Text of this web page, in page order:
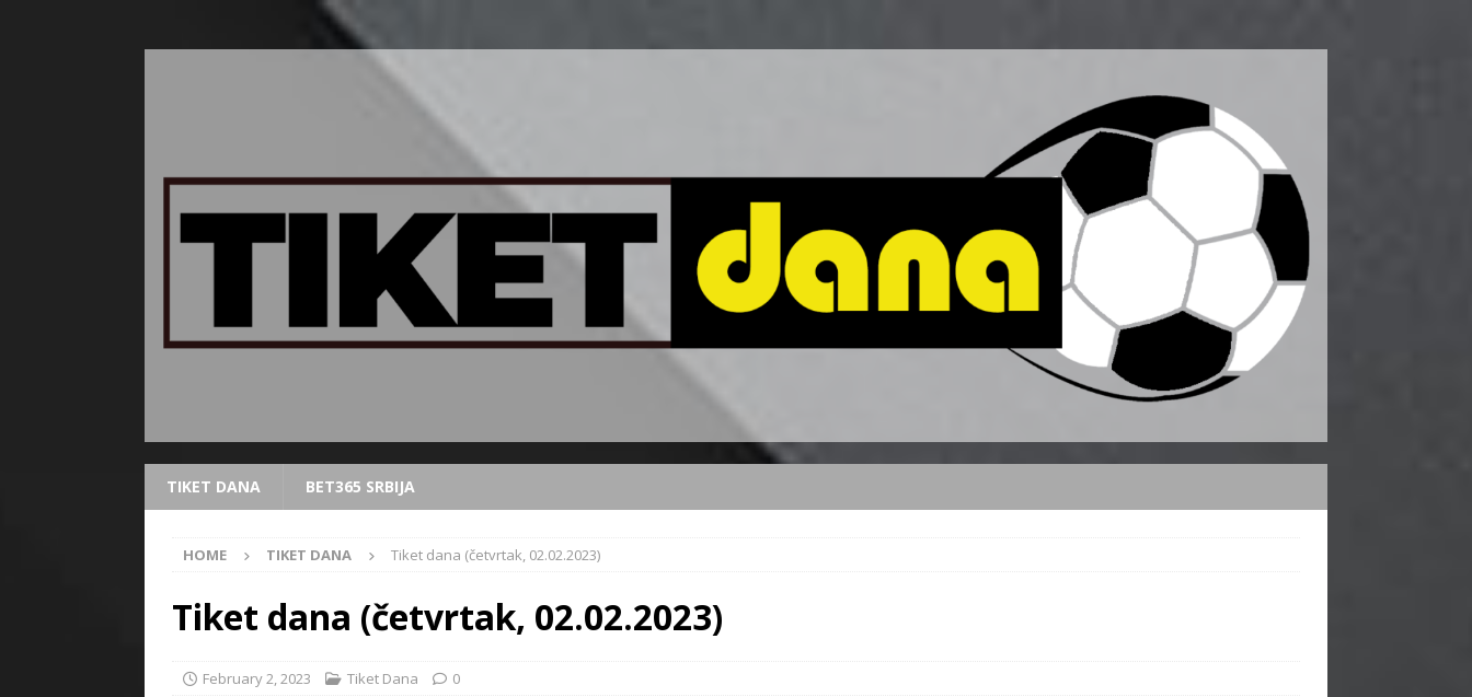
TIKET DANA BET365 SRBIJA
HOME TIKET DANA Tiket dana (četvrtak, 02.02.2023)
Tiket dana (četvrtak, 02.02.2023)
February 2, 2023 Tiket Dana 0